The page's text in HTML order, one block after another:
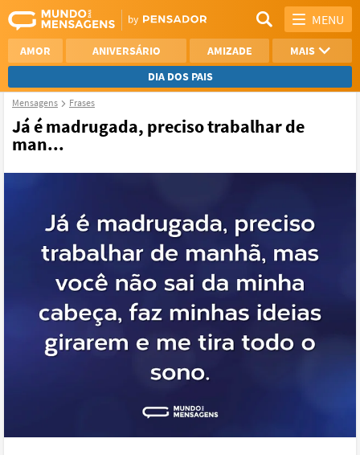
MENU
AMOR ANIVERSÁRIO AMIZADE
MAIS
DIA DOS PAIS
REFLEXÃO
AGRADECIMENTO
Mensagens Frases
Já é madrugada, preciso trabalhar de
man...